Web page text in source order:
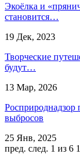
Экоёлка и
становится…
19 Дек, 2023
Творческие
будут…
13 Мар, 2026
выбросов
25 Янв, 2025
пред. след. 1 из 6